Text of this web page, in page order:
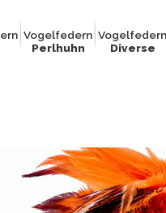
ern Vogelfedern
Perlhuhn
Vogelfedern
Diverse